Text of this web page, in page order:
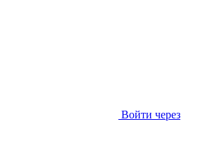
Войти через